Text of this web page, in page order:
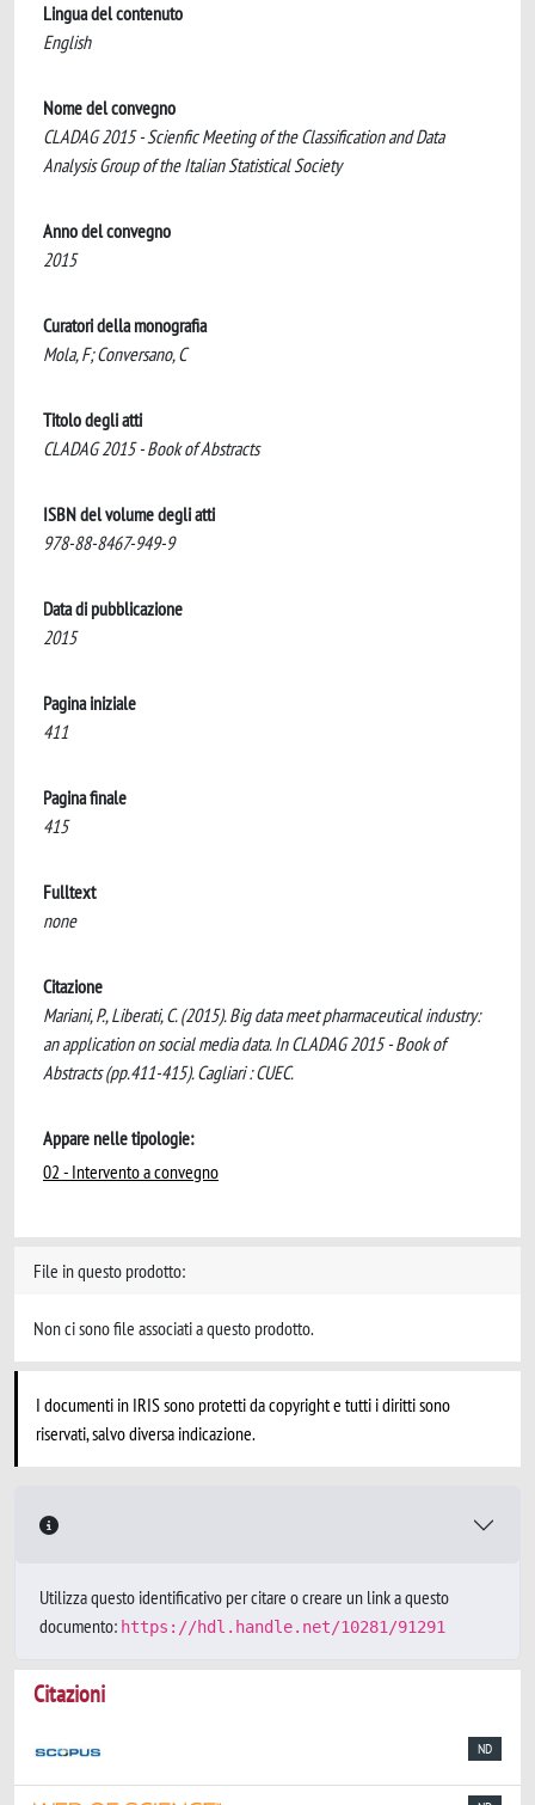
Lingua del contenuto
English
Nome del convegno
CLADAG 2015 - Scienfic Meeting of the Classification and Data
Analysis Group of the Italian Statistical Society
Anno del convegno
2015
Curatori della monografia
Mola, F; Conversano, C
Titolo degli atti
CLADAG 2015 - Book of Abstracts
ISBN del volume degli atti
978-88-8467-949-9
Data di pubblicazione
2015
Pagina iniziale
411
Pagina finale
415
Fulltext
none
Citazione
Mariani, P., Liberati, C. (2015). Big data meet pharmaceutical industry:
an application on social media data. In CLADAG 2015 - Book of
Abstracts (pp.411-415). Cagliari : CUEC.
Appare nelle tipologie:
02 - Intervento a convegno
File in questo prodotto:
Non ci sono file associati a questo prodotto.
I documenti in IRIS sono protetti da copyright e tutti i diritti sono
riservati, salvo diversa indicazione.
Utilizza questo identificativo per citare o creare un link a questo
documento: https://hdl.handle.net/10281/91291
Citazioni
ND